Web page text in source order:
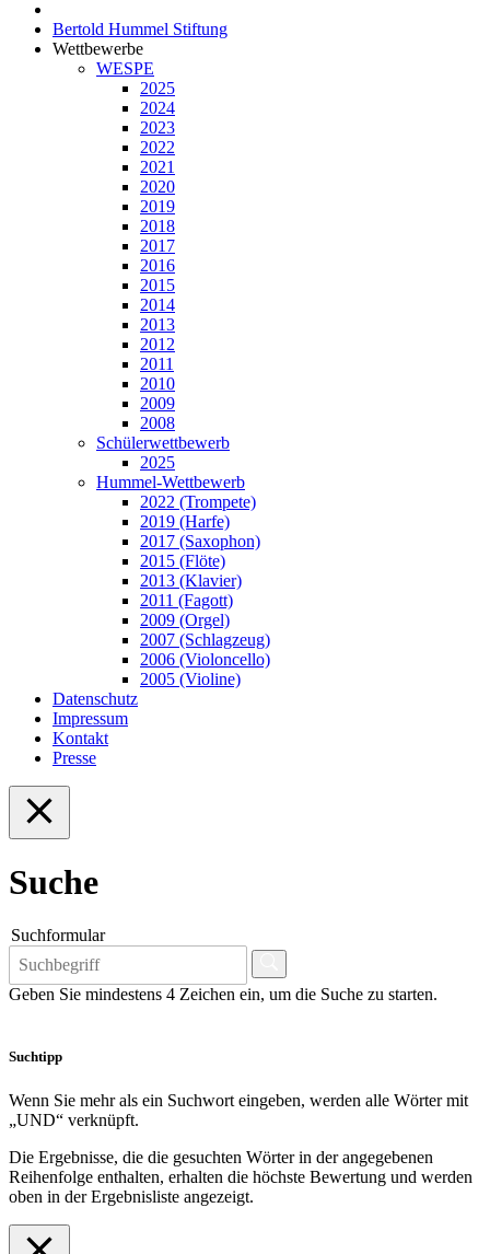
Bertold Hummel Stiftung
Wettbewerbe
WESPE
2025
2024
2023
2022
2021
2020
2019
2018
2017
2016
2015
2014
2013
2012
2011
2010
2009
2008
Schülerwettbewerb
2025
Hummel-Wettbewerb
2022 (Trompete)
2019 (Harfe)
2017 (Saxophon)
2015 (Flöte)
2013 (Klavier)
2011 (Fagott)
2009 (Orgel)
2007 (Schlagzeug)
2006 (Violoncello)
2005 (Violine)
Datenschutz
Impressum
Kontakt
Presse
Suche
Suchformular
Geben Sie mindestens 4 Zeichen ein, um die Suche zu starten.
Suchtipp
Wenn Sie mehr als ein Suchwort eingeben, werden alle Wörter mit
„UND“ verknüpft.
Die Ergebnisse, die die gesuchten Wörter in der angegebenen
Reihenfolge enthalten, erhalten die höchste Bewertung und werden
oben in der Ergebnisliste angezeigt.